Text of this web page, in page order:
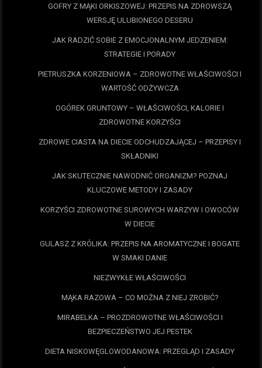
GOFRY Z MĄKI ORKISZOWEJ: PRZEPIS NA ZDROWSZĄ
WERSJĘ ULUBIONEGO DESERU
JAK RADZIĆ SOBIE Z EMOCJONALNYM JEDZENIEM:
STRATEGIE I PORADY
PIETRUSZKA KORZENIOWA – ZDROWOTNE WŁAŚCIWOŚCI I
WARTOŚĆ ODŻYWCZA
OGÓREK GRUNTOWY – WŁAŚCIWOŚCI, KALORIE I
ZDROWOTNE KORZYŚCI
ZDROWE CIASTA NA DIECIE ODCHUDZAJĄCEJ – PRZEPISY I
SKŁADNIKI
JAK SKUTECZNIE NAWODNIĆ ORGANIZM? POZNAJ
KLUCZOWE METODY I ZASADY
KORZYŚCI ZDROWOTNE SUROWYCH WARZYW I OWOCÓW
W DIECIE
GULASZ Z KRÓLIKA: PRZEPIS NA AROMATYCZNE I BOGATE
W SMAKI DANIE
NIEZWYKŁE WŁAŚCIWOŚCI
MĄKA RAZOWA – CO MOŻNA Z NIEJ ZROBIĆ?
MIRABELKA – PROZDROWOTNE WŁAŚCIWOŚCI I
BEZPIECZEŃSTWO JEJ PESTEK
DIETA NISKOWĘGLOWODANOWA: PRZEGLĄD I ZASADY